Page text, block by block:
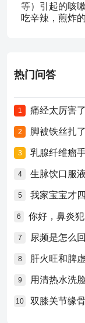
等）引起的咳
吃辛辣，煎炸
热门问答
1 痛经太厉害
2 脚被铁丝扎
3 乳腺纤维瘤
4 生脉饮口服
5 我家宝宝才
6
7 尿频是怎么
8 肝火旺和脾
9 用清热水洗
10 双膝关节缘